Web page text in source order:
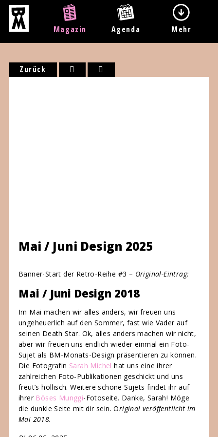
Magazin Agenda Mehr
Zurück
Mai / Juni Design 2025
Banner-Start der Retro-Reihe #3 – Original-Eintrag:
Mai / Juni Design 2018
Im Mai machen wir alles anders, wir freuen uns
ungeheuerlich auf den Sommer, fast wie Vader auf
seinen Death Star. Ok, alles anders machen wir nicht,
aber wir freuen uns endlich wieder einmal ein Foto-
Sujet als BM-Monats-Design präsentieren zu können.
Die Fotografin Sarah Michelhat uns eine ihrer
zahlreichen Foto-Publikationen geschickt und uns
freut’s höllisch. Weitere schöne Sujets findet ihr auf
ihrer Böses Munggi-Fotoseite. Danke, Sarah! Möge
die dunkle Seite mit dir sein. Original veröffentlicht im
Mai 2018.